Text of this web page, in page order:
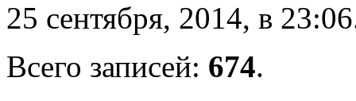
25 сентября, 2014, в
Всего записей: 674.